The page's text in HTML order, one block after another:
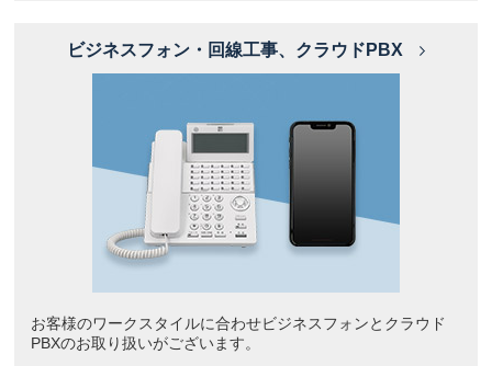
ビジネスフォン・回線工事、クラウドPBX
お客様のワークスタイルに合わせビジネスフォンとクラウド
PBXのお取り扱いがございます。